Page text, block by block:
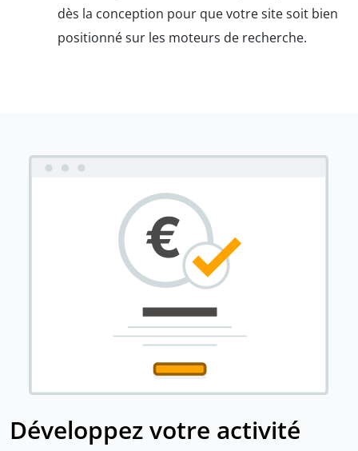
dès la conception pour que votre site soit bien
positionné sur les moteurs de recherche.
Développez votre activité